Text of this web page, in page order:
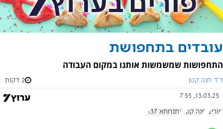
עובדים בתחפושת
התחפושות שמשמשות אותנו במקום העבודה
ד"ר חנה קטן 2 דקות
13.03.25, 7:55
פורים חנה קטן אתנחתא 1137